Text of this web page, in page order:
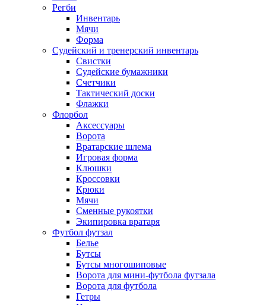
Регби
Инвентарь
Мячи
Форма
Судейский и тренерский инвентарь
Свистки
Судейские бумажники
Счетчики
Тактический доски
Флажки
Флорбол
Аксессуары
Ворота
Вратарские шлема
Игровая форма
Клюшки
Кроссовки
Крюки
Мячи
Сменные рукоятки
Экипировка вратаря
Футбол футзал
Белье
Бутсы
Бутсы многошиповые
Ворота для мини-футбола футзала
Ворота для футбола
Гетры